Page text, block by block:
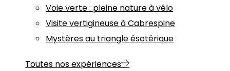
Voie verte : pleine nature à vélo
Visite vertigineuse à Cabrespine
Mystères au triangle ésotérique
Toutes nos expériences